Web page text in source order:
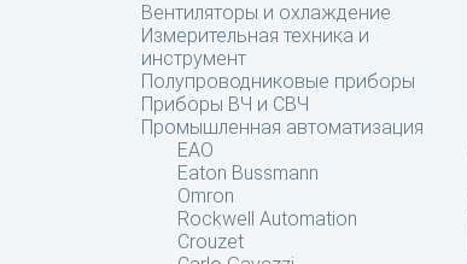
Вентиляторы и охлаждение
Измерительная техника и
инструмент
Полупроводниковые приборы
Приборы ВЧ и СВЧ
Промышленная автоматизация
EAO
Eaton Bussmann
Omron
Rockwell Automation
Crouzet